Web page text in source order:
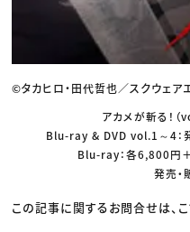
©タカヒロ・田代哲也／スクウェア
アカメが斬る！
Blu-ray & DVD vol.1～4：
Blu-ray：各6,800円
発売・
この記事に関するお問合せは、